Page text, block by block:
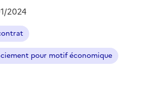
2024
pour motif économique